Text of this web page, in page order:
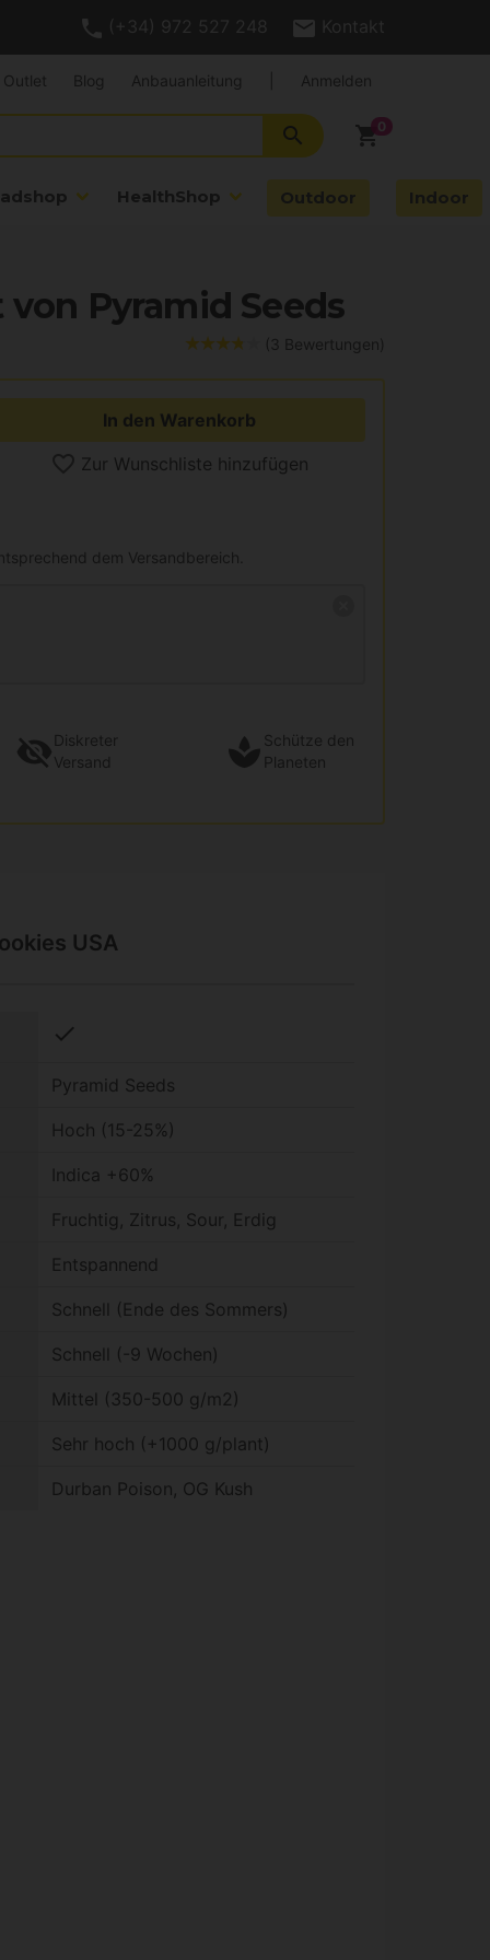
(+34) 972 527 248 Kontakt
shopping_cart
search
HealthShop Outdoor Indoor
Outlet Blog Anbauanleitung Anmelden
Pyramid Seeds
(3 Bewertungen)
In den Warenkorb
Zur Wunschliste hinzufügen
dem Versandbereich.
Diskreter
Versand
Schütze den
Planeten
USA
check
Pyramid Seeds
Hoch (15-25%)
Indica +60%
Fruchtig, Zitrus, Sour, Erdig
Entspannend
Schnell (Ende des Sommers)
Schnell (-9 Wochen)
Mittel (350-500 g/m2)
Sehr hoch (+1000 g/plant)
Durban Poison, OG Kush